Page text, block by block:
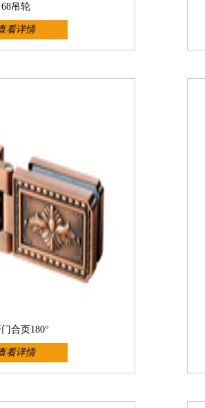
68吊轮
看详情
合页180°
看详情